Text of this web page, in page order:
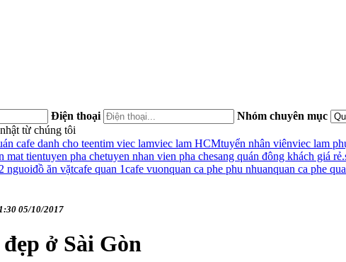
Điện thoại Nhóm chuyên mục
từ chúng tôi
cafe danh cho teentim viec lamviec lam HCMtuyển nhân viênviec lam
mat tientuyen pha chetuyen nhan vien pha chesang quán đông khách giá rẻ.
nguoiđồ ăn vặtcafe quan 1cafe vuonquan ca phe phu nhuanquan ca phe
05/10/2017
ở Sài Gòn